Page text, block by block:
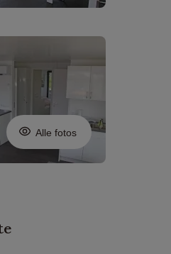
Alle fotos